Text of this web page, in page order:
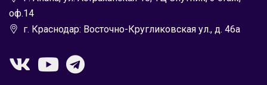
оф.14
г. Краснодар: Восточно-Кругликовская ул., д. 46а